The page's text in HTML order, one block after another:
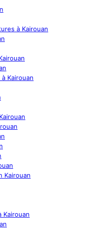
à Kairouan
Kairouan
Kairouan
Kairouan